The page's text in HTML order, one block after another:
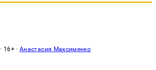
· 16+ ·Анастасия Максименко